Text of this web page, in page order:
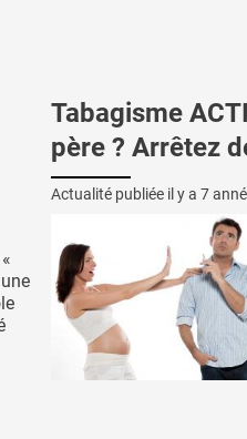
Tabagisme
père ? Arrêtez
Actualité publiée il y a 7